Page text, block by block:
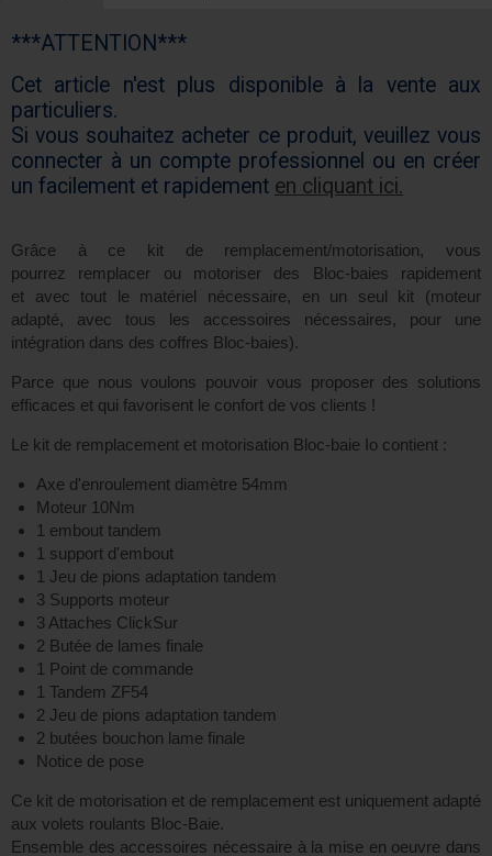
***ATTENTION***
Cet article n'est plus disponible à la vente aux
particuliers.
Si vous souhaitez acheter ce produit, veuillez vous
connecter à un compte professionnel ou en créer
un facilement et rapidement en cliquant ici.
Grâce à ce kit de remplacement/motorisation, vous
pourrez remplacer ou motoriser des Bloc-baies rapidement
et avec tout le matériel nécessaire, en un seul kit (moteur
adapté, avec tous les accessoires nécessaires, pour une
intégration dans des coffres Bloc-baies).
Parce que nous voulons pouvoir vous proposer des solutions
efficaces et qui favorisent le confort de vos clients !
Le kit de remplacement et motorisation Bloc-baie Io contient :
Axe d'enroulement diamètre 54mm
Moteur 10Nm
1 embout tandem
1 support d'embout
1 Jeu de pions adaptation tandem
3 Supports moteur
3 Attaches ClickSur
2 Butée de lames finale
1 Point de commande
1 Tandem ZF54
2 Jeu de pions adaptation tandem
2 butées bouchon lame finale
Notice de pose
Ce kit de motorisation et de remplacement est uniquement adapté
aux volets roulants Bloc-Baie.
Ensemble des accessoires nécessaire à la mise en oeuvre dans